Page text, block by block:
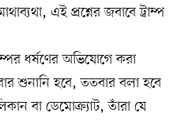
এই প্রশ্নের জবাবে ট্রাম্প
ধর্ষণের অভিযোগে করা
শুনানি হবে, ততবার বলা হবে
বা ডেমোক্র্যাট, তাঁরা যে